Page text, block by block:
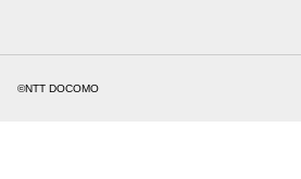
©NTT DOCOMO